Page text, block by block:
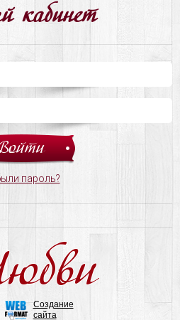
кабинет
пароль?
Создание
сайта